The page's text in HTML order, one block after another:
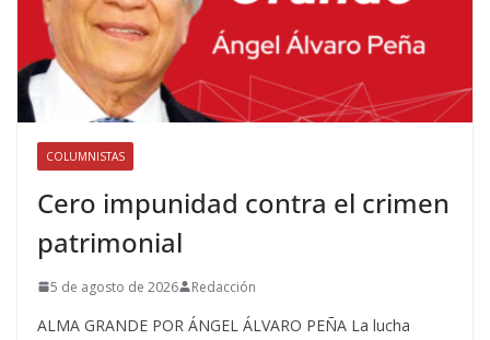
COLUMNISTAS
Cero impunidad contra el crimen
patrimonial
5 de agosto de 2026 Redacción
ALMA GRANDE POR ÁNGEL ÁLVARO PEÑA La lucha